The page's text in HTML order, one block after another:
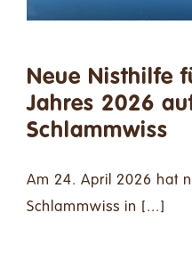
Neue Nisthilfe
Jahres 2026
Schlammwiss
Am 24. April 2026 hat
Schlammwiss in [...]